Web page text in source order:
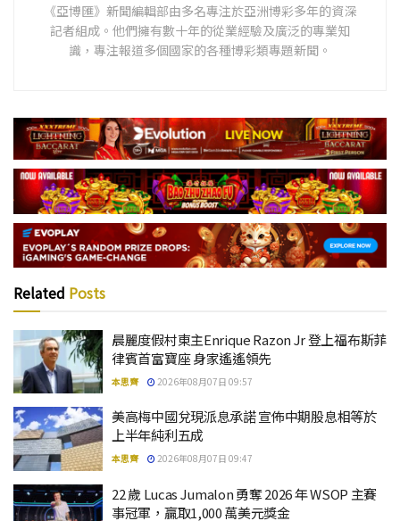
《亞博匯》新聞編輯部由多名專注於亞洲博彩多年的資深
記者組成。他們擁有數十年的從業經驗及廣泛的專業知
識，專注報道多個國家的各種博彩類專題新聞。
Related Posts
晨麗度假村東主Enrique Razon Jr 登上福布斯菲
律賓首富寶座 身家遙遙領先
本思齊 2026年08月07日 09:57
美高梅中國兌現派息承諾 宣佈中期股息相等於
上半年純利五成
本思齊 2026年08月07日 09:47
22 歲 Lucas Jumalon 勇奪 2026 年 WSOP 主賽
事冠軍，贏取1,000 萬美元獎金